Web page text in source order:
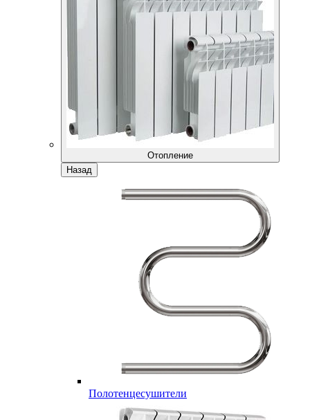
Отопление
Назад
Полотенцесушители